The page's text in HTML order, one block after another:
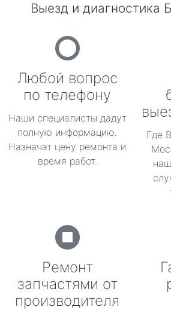
Выезд и диагностика
Любой вопрос
по телефону
Наши специалисты дадут
полную информацию.
Назначат цену ремонта и
время работ.
Где
Ремонт
запчастями от
производителя